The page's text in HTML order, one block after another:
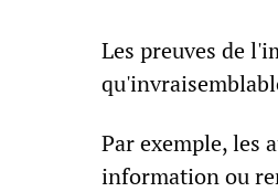
Les preuves de
Par exemple, les
information ou